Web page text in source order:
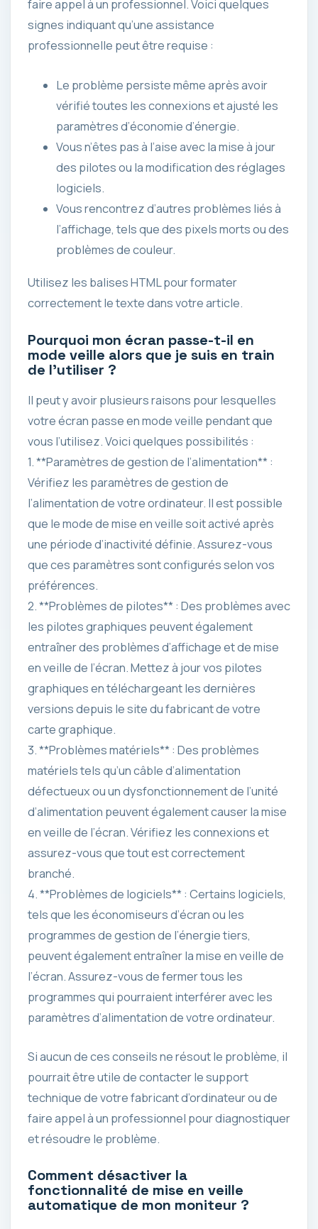
faire appel à un professionnel. Voici quelques
signes indiquant qu’une assistance
professionnelle peut être requise :
Le problème persiste même après avoir
vérifié toutes les connexions et ajusté les
paramètres d’économie d’énergie.
Vous n’êtes pas à l’aise avec la mise à jour
des pilotes ou la modification des réglages
logiciels.
Vous rencontrez d’autres problèmes liés à
l’affichage, tels que des pixels morts ou des
problèmes de couleur.
Utilisez les balises HTML pour formater
correctement le texte dans votre article.
Pourquoi mon écran passe-t-il en
mode veille alors que je suis en train
de l’utiliser ?
Il peut y avoir plusieurs raisons pour lesquelles
votre écran passe en mode veille pendant que
vous l’utilisez. Voici quelques possibilités :
1. **Paramètres de gestion de l’alimentation** :
Vérifiez les paramètres de gestion de
l’alimentation de votre ordinateur. Il est possible
que le mode de mise en veille soit activé après
une période d’inactivité définie. Assurez-vous
que ces paramètres sont configurés selon vos
préférences.
2. **Problèmes de pilotes** : Des problèmes avec
les pilotes graphiques peuvent également
entraîner des problèmes d’affichage et de mise
en veille de l’écran. Mettez à jour vos pilotes
graphiques en téléchargeant les dernières
versions depuis le site du fabricant de votre
carte graphique.
3. **Problèmes matériels** : Des problèmes
matériels tels qu’un câble d’alimentation
défectueux ou un dysfonctionnement de l’unité
d’alimentation peuvent également causer la mise
en veille de l’écran. Vérifiez les connexions et
assurez-vous que tout est correctement
branché.
4. **Problèmes de logiciels** : Certains logiciels,
tels que les économiseurs d’écran ou les
programmes de gestion de l’énergie tiers,
peuvent également entraîner la mise en veille de
l’écran. Assurez-vous de fermer tous les
programmes qui pourraient interférer avec les
paramètres d’alimentation de votre ordinateur.
Si aucun de ces conseils ne résout le problème, il
pourrait être utile de contacter le support
technique de votre fabricant d’ordinateur ou de
faire appel à un professionnel pour diagnostiquer
et résoudre le problème.
Comment désactiver la
fonctionnalité de mise en veille
automatique de mon moniteur ?